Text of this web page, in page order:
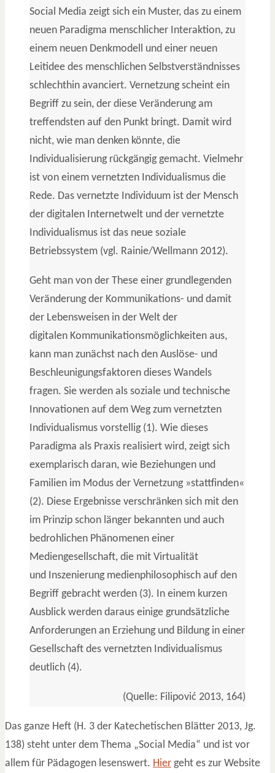
Social Media zeigt sich ein Muster, das zu einem
neuen Paradigma menschlicher Interaktion, zu
einem neuen Denkmodell und einer neuen
Leitidee des menschlichen Selbstverständnisses
schlechthin avanciert. Vernetzung scheint ein
Begriff zu sein, der diese Veränderung am
treffendsten auf den Punkt bringt. Damit wird
nicht, wie man denken könnte, die
Individualisierung rückgängig gemacht. Vielmehr
ist von einem vernetzten Individualismus die
Rede. Das vernetzte Individuum ist der Mensch
der digitalen Internetwelt und der vernetzte
Individualismus ist das neue soziale
Betriebssystem (vgl. Rainie/Wellmann 2012).
Geht man von der These einer grundlegenden
Veränderung der Kommunikations- und damit
der Lebensweisen in der Welt der
digitalen Kommunikationsmöglichkeiten aus,
kann man zunächst nach den Auslöse- und
Beschleunigungsfaktoren dieses Wandels
fragen. Sie werden als soziale und technische
Innovationen auf dem Weg zum vernetzten
Individualismus vorstellig (1). Wie dieses
Paradigma als Praxis realisiert wird, zeigt sich
exemplarisch daran, wie Beziehungen und
Familien im Modus der Vernetzung »stattfinden«
(2). Diese Ergebnisse verschränken sich mit den
im Prinzip schon länger bekannten und auch
bedrohlichen Phänomenen einer
Mediengesellschaft, die mit Virtualität
und Inszenierung medienphilosophisch auf den
Begriff gebracht werden (3). In einem kurzen
Ausblick werden daraus einige grundsätzliche
Anforderungen an Erziehung und Bildung in einer
Gesellschaft des vernetzten Individualismus
deutlich (4).
(Quelle: Filipović 2013, 164)
Das ganze Heft (H. 3 der Katechetischen Blätter 2013, Jg.
138) steht unter dem Thema „Social Media“ und ist vor
allem für Pädagogen lesenswert. Hier geht es zur Website